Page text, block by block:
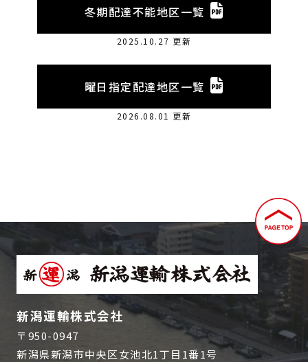
冬期配達不能地区一覧
2025.10.27 更新
曜日指定配達地区一覧
2026.08.01 更新
新潟運輸株式会社
〒950-0947
新潟県新潟市中央区女池北1丁目1番1号